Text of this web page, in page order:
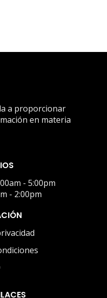
a proporcionar
en materia
- 5:00pm
- 2:00pm